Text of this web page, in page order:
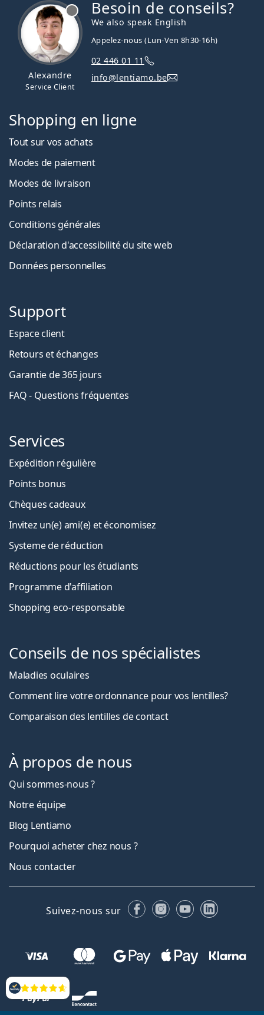
Évaluation
Alexandre
Service Client
Besoin de conseils?
We also speak English
Appelez-nous (Lun-Ven 8h30-16h)
02 446 01 11
info@lentiamo.be
Shopping en ligne
Tout sur vos achats
Modes de paiement
Modes de livraison
Points relais
Conditions générales
Déclaration d'accessibilité du site web
Données personnelles
Support
Espace client
Retours et échanges
Garantie de 365 jours
FAQ - Questions fréquentes
Services
Expédition régulière
Points bonus
Chèques cadeaux
Invitez un(e) ami(e) et économisez
Systeme de réduction
Réductions pour les étudiants
Programme d'affiliation
Shopping eco-responsable
Conseils de nos spécialistes
Maladies oculaires
Comment lire votre ordonnance pour vos lentilles?
Comparaison des lentilles de contact
À propos de nous
Qui sommes-nous ?
Notre équipe
Blog Lentiamo
Pourquoi acheter chez nous ?
Nous contacter
Suivez-nous sur FacebookInstagram
YouTubeLinkedIn